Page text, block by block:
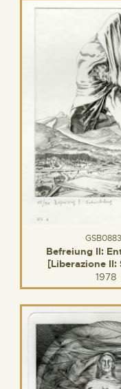
Befreiung II:
[Liberazione II:
1978